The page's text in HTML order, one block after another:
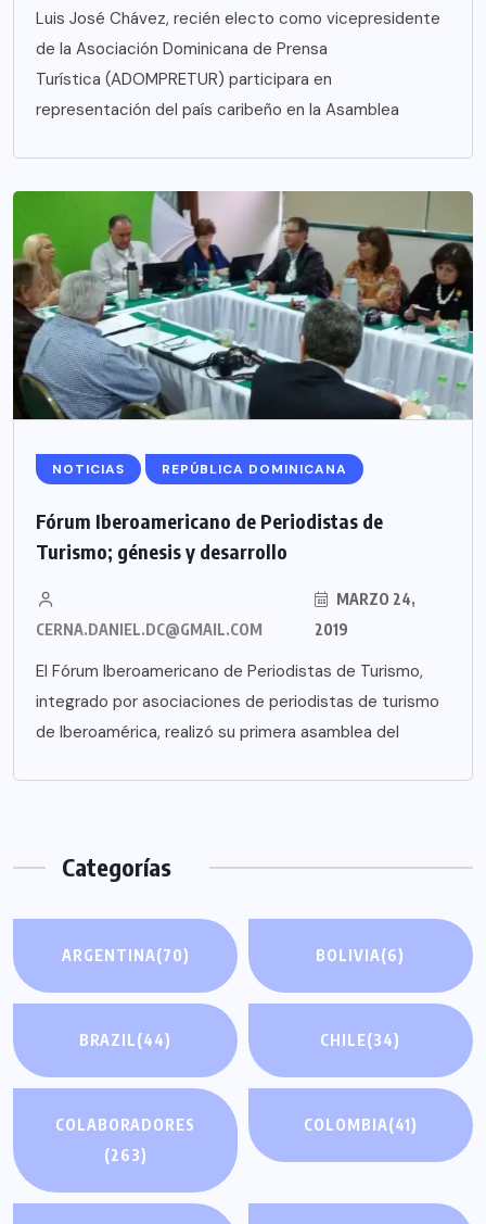
Luis José Chávez, recién electo como vicepresidente
de la Asociación Dominicana de Prensa
Turística (ADOMPRETUR) participara en
representación del país caribeño en la Asamblea
NOTICIAS REPÚBLICA DOMINICANA
Fórum Iberoamericano de Periodistas de
Turismo; génesis y desarrollo
CERNA.DANIEL.DC@GMAIL.COM
MARZO 24,
2019
El Fórum Iberoamericano de Periodistas de Turismo,
integrado por asociaciones de periodistas de turismo
de Iberoamérica, realizó su primera asamblea del
Categorías
ARGENTINA(70) BOLIVIA(6)
BRAZIL(44) CHILE(34)
COLABORADORES
(263)
COLOMBIA(41)